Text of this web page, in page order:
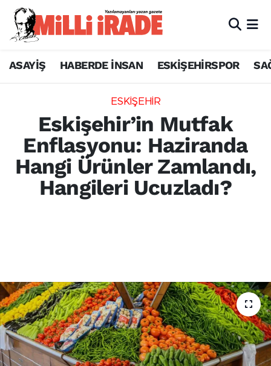
ASAYİŞ HABERDE İNSAN ESKİŞEHİRSPOR
ESKİŞEHİR
Eskişehir’in Mutfak
Enflasyonu: Haziranda
Hangi Ürünler Zamlandı,
Hangileri Ucuzladı?